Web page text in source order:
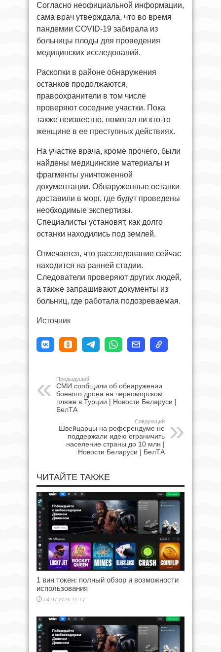
Согласно неофициальной информации,
сама врач утверждала, что во время
пандемии COVID-19 забирала из
больницы плоды для проведения
медицинских исследований.
Раскопки в районе обнаружения
останков продолжаются,
правоохранители в том числе
проверяют соседние участки. Пока
также неизвестно, помогал ли кто-то
женщине в ее преступных действиях.
На участке врача, кроме прочего, были
найдены медицинские материалы и
фрагменты уничтоженной
документации. Обнаруженные останки
доставили в морг, где будут проведены
необходимые экспертизы.
Специалисты установят, как долго
останки находились под землей.
Отмечается, что расследование сейчас
находится на ранней стадии.
Следователи проверяют других людей,
а также запрашивают документы из
больниц, где работала подозреваемая.
Источник
Предыдущий
СМИ сообщили об обнаружении
боевого дрона на черноморском
пляже в Турции | Новости Беларуси |
БелТА
Следующий
Швейцарцы на референдуме не
поддержали идею ограничить
население страны до 10 млн |
Новости Беларуси | БелТА
ЧИТАЙТЕ ТАКЖЕ
1 вин токен: полный обзор и возможности
использования
04.07.2026 11:17